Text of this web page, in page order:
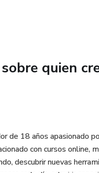
quien
de 18 años apasionado
con cursos online,
descubrir nuevas